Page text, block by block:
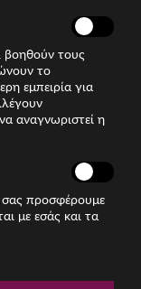
βοηθούν τους
το
εμπειρία για
αναγνωριστεί η
σας προσφέρουμε
με εσάς και τα